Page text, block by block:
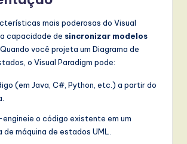
mais poderosas do Visual
capacidade de sincronizar modelos
. Quando você projeta um Diagrama de
o Visual Paradigm pode:
(em Java, C#, Python, etc.) a partir do
o código existente em um
de máquina de estados UML.